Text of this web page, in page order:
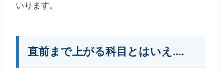
いります。
直前まで上がる科目とはいえ….